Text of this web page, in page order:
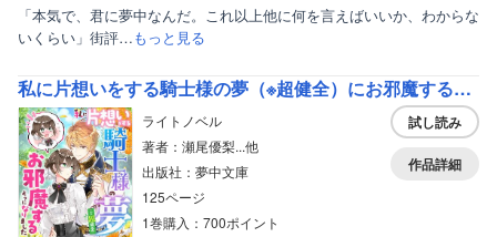
「本気で、君に夢中なんだ。これ以上他に何を言えばいいか、わからな
いくらい」街評…もっと見る
私に片想いをする騎士様の夢（※超健全）にお邪魔するようになりました
ライトノベル
著者：瀬尾優梨...他
出版社：夢中文庫
125ページ
1巻購入：700ポイント
試し読み
作品詳細
女性写真集